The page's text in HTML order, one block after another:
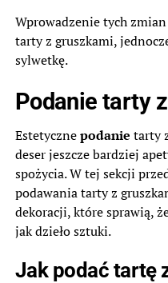
Wprowadzenie tych
tarty z gruszkami,
sylwetkę.
Podanie tarty
Estetycznepodanie tarty
deser jeszcze bardziej
spożycia. W tej sekcji
podawania tarty z
dekoracji, które sprawią,
jak dzieło sztuki.
Jak podać tartę